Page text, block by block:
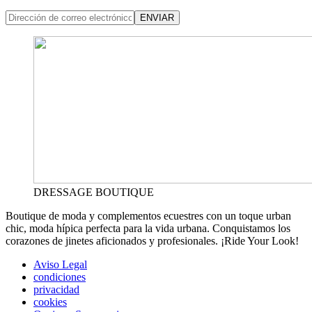
ENVIAR
DRESSAGE BOUTIQUE
Boutique de moda y complementos ecuestres con un toque urban
chic, moda hípica perfecta para la vida urbana. Conquistamos los
corazones de jinetes aficionados y profesionales. ¡Ride Your Look!
Aviso Legal
condiciones
privacidad
cookies